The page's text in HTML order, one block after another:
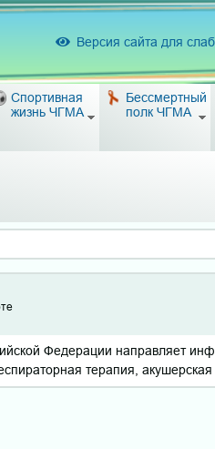
Версия сайта для
Спортивная
жизнь ЧГМА
Бессмертный
полк ЧГМА
Федерации направляет
терапия, акушерская